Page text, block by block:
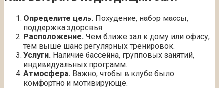
Определите цель. Похудение, набор массы,
поддержка здоровья.
Расположение. Чем ближе зал к дому или офису,
тем выше шанс регулярных тренировок.
Услуги. Наличие бассейна, групповых занятий,
индивидуальных программ.
Атмосфера. Важно, чтобы в клубе было
комфортно и мотивирующе.